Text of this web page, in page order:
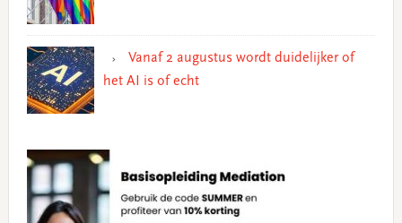
Vanaf 2 augustus wordt duidelijker of
het AI is of echt